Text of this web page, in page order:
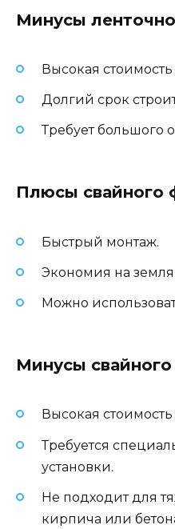
Минусы
Высокая
Долгий срок
Требует большого
Плюсы свайного
Быстрый монтаж.
Экономия на
Можно
Минусы
Высокая стоимость
Требуется
установки.
Не подходит для
кирпича или